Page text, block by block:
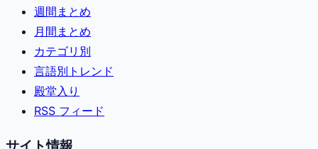
週間まとめ
月間まとめ
カテゴリ別
言語別トレンド
殿堂入り
RSS フィード